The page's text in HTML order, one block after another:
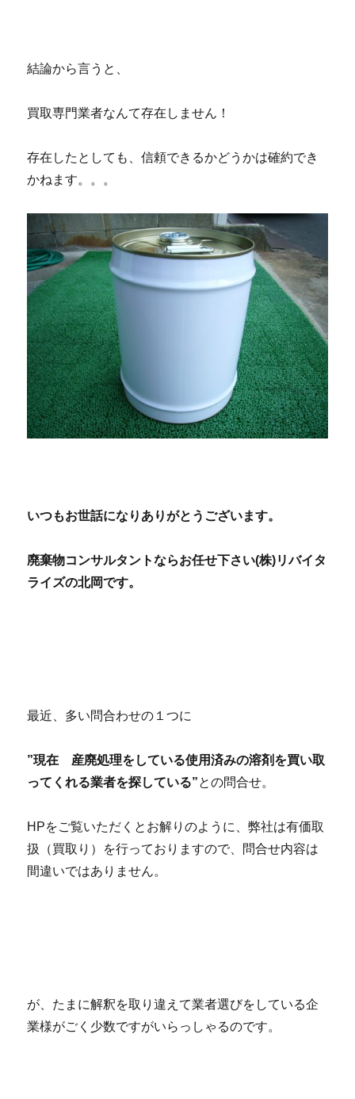
結論から言うと、
買取専門業者なんて存在しません！
存在したとしても、信頼できるかどうかは確約でき
かねます。。。
いつもお世話になりありがとうございます。
廃棄物コンサルタントならお任せ下さい(株)リバイタ
ライズの北岡です。
最近、多い問合わせの１つに
”現在 産廃処理をしている使用済みの溶剤を買い取
ってくれる業者を探している”との問合せ。
HPをご覧いただくとお解りのように、弊社は有価取
扱（買取り）を行っておりますので、問合せ内容は
間違いではありません。
が、たまに解釈を取り違えて業者選びをしている企
業様がごく少数ですがいらっしゃるのです。